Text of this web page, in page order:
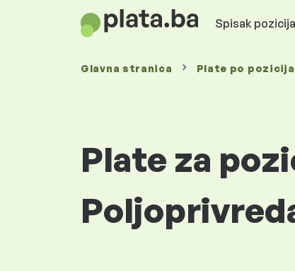
Spisak pozicija
Glavna stranica Plate po
Plate za